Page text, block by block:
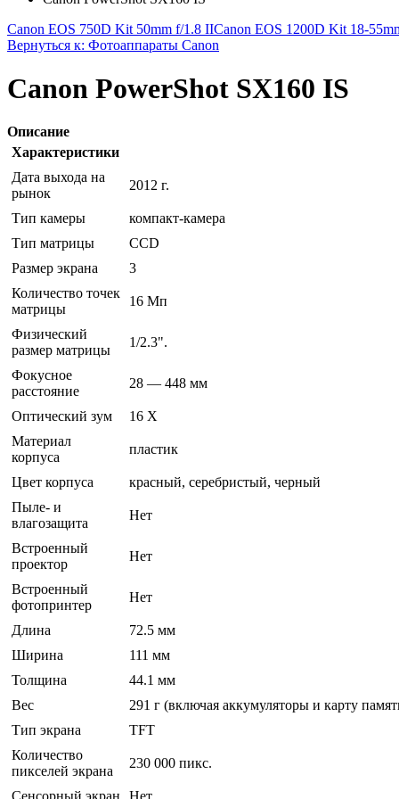
Canon EOS 750D Kit 50mm f/1.8 IICanon EOS 1200D Kit 18-
Вернуться к: Фотоаппараты Canon
Canon PowerShot SX160 IS
Описание
Характеристики
Дата выхода на
рынок
2012 г.
Тип камеры
компакт-камера
Тип матрицы
CCD
Размер экрана
3
Количество точек
матрицы
16 Мп
Физический
размер матрицы
1/2.3".
Фокусное
расстояние
28 — 448 мм
Оптический зум
16 Х
Материал
корпуса
пластик
Цвет корпуса
красный, серебристый, черный
Пыле- и
влагозащита
Нет
Встроенный
проектор
Нет
Встроенный
фотопринтер
Нет
Длина
72.5 мм
Ширина
111 мм
Толщина
44.1 мм
Вес
291 г (включая аккумуляторы и карту
Тип экрана
TFT
Количество
пикселей экрана
230 000 пикс.